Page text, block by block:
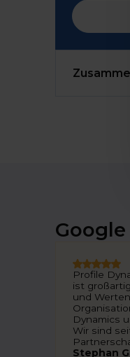
Profile
ist
und
Dynamics
Wir sind
Stephan